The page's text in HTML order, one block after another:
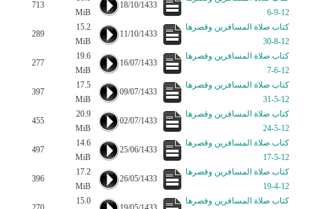
12-9-6
18/10/1433
MiB
713
كتاب صلاة المسافرين وقصرها
12-8-30
11/10/1433
15.2
MiB
289
كتاب صلاة المسافرين وقصرها
12-6-7
16/07/1433
19.6
MiB
277
كتاب صلاة المسافرين وقصرها
12-5-31
09/07/1433
17.5
MiB
397
كتاب صلاة المسافرين وقصرها
12-5-24
02/07/1433
20.9
MiB
455
كتاب صلاة المسافرين وقصرها
12-5-17
25/06/1433
14.6
MiB
497
كتاب صلاة المسافرين وقصرها
12-4-19
26/05/1433
17.2
MiB
396
كتاب صلاة المسافرين وقصرها
15.0